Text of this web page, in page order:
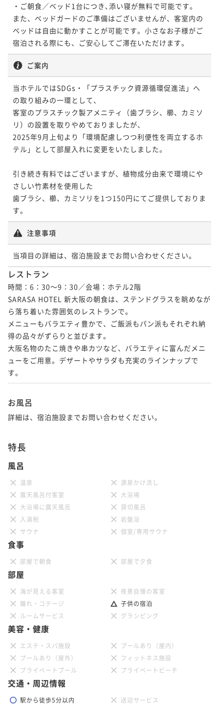
ポイント即利用で最大7％OFF
¥42,600~
2名 ¥ 39,618 ~
【早割60】早期予約でお得に宿泊（朝食ビュッフェ
付） 【早期割】
朝食付き 現地決済可 事前決済可
ポイント即利用で最大7％OFF
2名 ¥ 42,966 ~
ポイント即利用で最大7％OFF
¥36,000~
2名 ¥ 33,480 ~
ポイントアップ
【連泊割】2連泊以上がお得☆ (朝食ビュッフェ付)
朝食付き 現地決済可 事前決済可
IN 15:00 - 29:00 OUT10:00
¥43,200~
【早割60】早期予約でお得に宿泊（素泊まり）【早期
割】
素泊まり 現地決済可 事前決済可
IN 15:00 - 29:00 OUT10:00
ポイントアップ
【早割60】早期予約でお得に宿泊（朝食ビュッフェ
付） 【早期割】
朝食付き 現地決済可 事前決済可
IN 15:00 - 29:00 OUT10:00
ポイント即利用で最大7％OFF
2名 ¥ 44,826 ~
・ご朝食／ベッド1台につき､添い寝が無料で可能です。
また、ベッドガードのご準備はございませんが、客室内の
ベッドは自由に動かすことが可能です。小さなお子様がご
宿泊される際にも、ご安心してご滞在いただけます。
ご案内
当ホテルではSDGs・「プラスチック資源循環促進法」へ
の取り組みの一環として、
客室のプラスチック製アメニティ（歯ブラシ、櫛、カミソ
リ）の設置を取りやめておりましたが、
2025年9月上旬より「環境配慮しつつ利便性を両立するホ
テル」として部屋入れに変更をいたしました。
引き続き有料ではございますが、植物成分由来で環境にや
さしい竹素材を使用した
歯ブラシ、櫛、カミソリを1つ150円にてご提供しておりま
す。
注意事項
当項目の詳細は、宿泊施設までお問い合わせください。
レストラン
時間：6：30～9：30／会場：ホテル2階
SARASA HOTEL 新大阪の朝食は、ステンドグラスを眺めなが
ら落ち着いた雰囲気のレストランで。
メニューもバラエティ豊かで、ご飯派もパン派もそれぞれ納
得の品々がずらりと並びます。
大阪名物のたこ焼きや串カツなど、バラエティに富んだメニ
ューをご用意。デザートやサラダも充実のラインナップで
す。
お風呂
詳細は、宿泊施設までお問い合わせください。
特長
風呂
温泉
源泉かけ流し
露天風呂付客室
大浴場
大浴場に露天風呂
貸切風呂
入湯税
岩盤浴
サウナ
個室/専用サウナ
食事
部屋で朝食 部屋で夕食
部屋
海が見える客室
夜景自慢の客室
離れ・コテージ
子供の宿泊
ルームサービス
グランピング
美容・健康
エステ・スパ施設
プールあり（屋内）
プールあり（屋外）
フィットネス施設
プライベートプール
プライベートビーチ
交通・周辺情報
駅から徒歩5分以内
送迎サービス